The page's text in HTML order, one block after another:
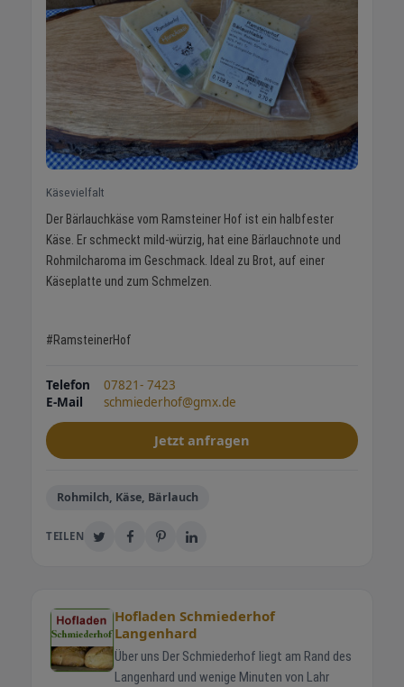
Käsevielfalt
Der Bärlauchkäse vom Ramsteiner Hof ist ein halbfester
Käse. Er schmeckt mild-würzig, hat eine Bärlauchnote und
Rohmilcharoma im Geschmack. Ideal zu Brot, auf einer
Käseplatte und zum Schmelzen.
#RamsteinerHof
Telefon
07821- 7423
E-Mail
schmiederhof@gmx.de
Jetzt anfragen
Rohmilch, Käse, Bärlauch
TEILEN
Hofladen Schmiederhof
Langenhard
Über uns Der Schmiederhof liegt am Rand des
Langenhard und wenige Minuten von Lahr